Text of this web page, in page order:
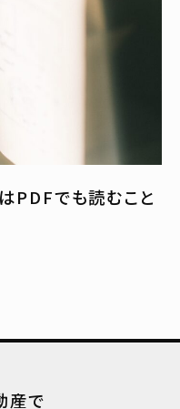
PDFでも読むこと
産で